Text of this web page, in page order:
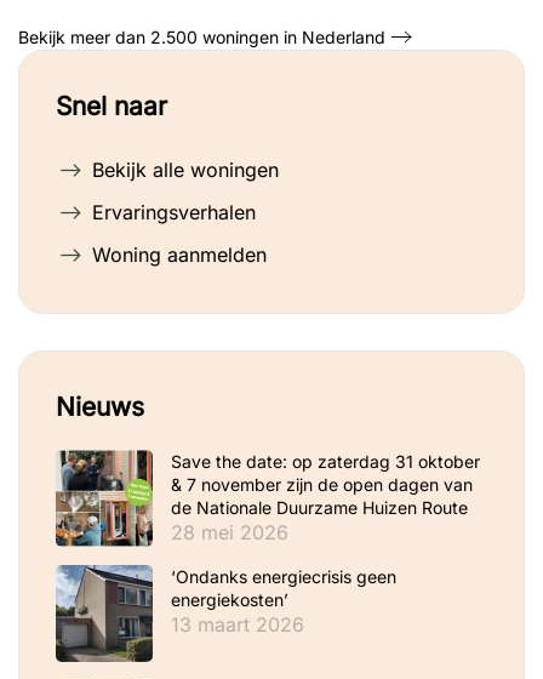
Bekijk meer dan 2.500 woningen in Nederland
Snel naar
Bekijk alle woningen
Ervaringsverhalen
Woning aanmelden
Nieuws
Save the date: op zaterdag 31 oktober
& 7 november zijn de open dagen van
de Nationale Duurzame Huizen Route
28 mei 2026
‘Ondanks energiecrisis geen
energiekosten’
13 maart 2026